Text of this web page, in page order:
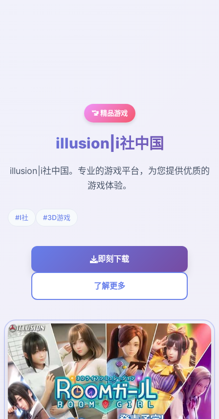
🚾 精品游戏
illusion|i社中国
illusion|i社中国。专业的游戏平台，为您提供优质的
游戏体验。
#I社 #3D游戏
即刻下载
了解更多